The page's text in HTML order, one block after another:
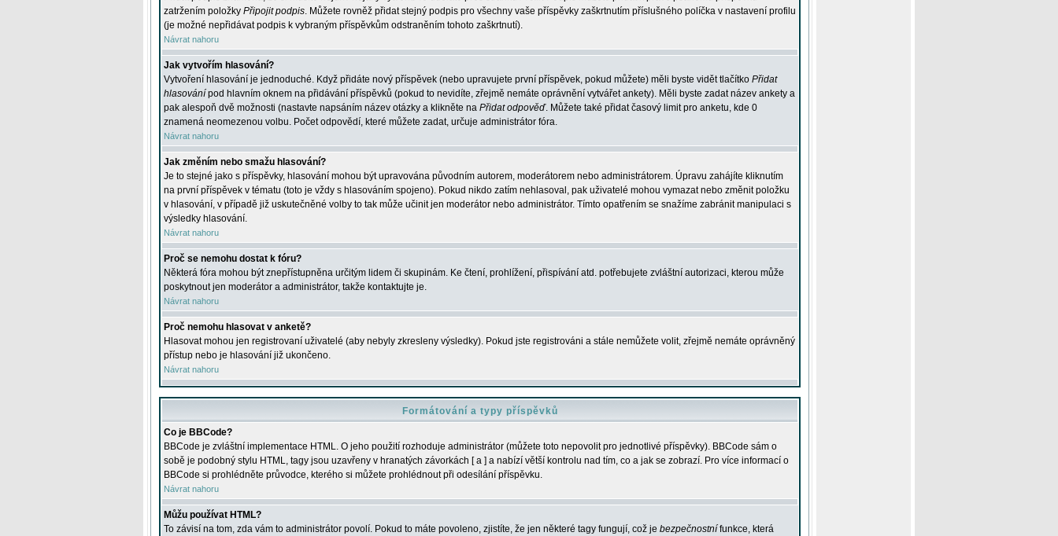
zatržením položky Připojit podpis. Můžete rovněž přidat stejný podpis pro všechny vaše příspěvky zaškrtnutím příslušného políčka v nastavení profilu
(je možné nepřidávat podpis k vybraným příspěvkům odstraněním tohoto zaškrtnutí).
Návrat nahoru
Jak vytvořím hlasování?
Vytvoření hlasování je jednoduché. Když přidáte nový příspěvek (nebo upravujete první příspěvek, pokud můžete) měli byste vidět tlačítko Přidat
hlasování pod hlavním oknem na přidávání příspěvků (pokud to nevidíte, zřejmě nemáte oprávnění vytvářet ankety). Měli byste zadat název ankety a
pak alespoň dvě možnosti (nastavte napsáním název otázky a klikněte na Přidat odpověď. Můžete také přidat časový limit pro anketu, kde 0
znamená neomezenou volbu. Počet odpovědí, které můžete zadat, určuje administrátor fóra.
Návrat nahoru
Jak změním nebo smažu hlasování?
Je to stejné jako s příspěvky, hlasování mohou být upravována původním autorem, moderátorem nebo administrátorem. Úpravu zahájíte kliknutím
na první příspěvek v tématu (toto je vždy s hlasováním spojeno). Pokud nikdo zatím nehlasoval, pak uživatelé mohou vymazat nebo změnit položku
v hlasování, v případě již uskutečněné volby to tak může učinit jen moderátor nebo administrátor. Tímto opatřením se snažíme zabránit manipulaci s
výsledky hlasování.
Návrat nahoru
Proč se nemohu dostat k fóru?
Některá fóra mohou být znepřístupněna určitým lidem či skupinám. Ke čtení, prohlížení, přispívání atd. potřebujete zvláštní autorizaci, kterou může
poskytnout jen moderátor a administrátor, takže kontaktujte je.
Návrat nahoru
Proč nemohu hlasovat v anketě?
Hlasovat mohou jen registrovaní uživatelé (aby nebyly zkresleny výsledky). Pokud jste registrováni a stále nemůžete volit, zřejmě nemáte oprávněný
přístup nebo je hlasování již ukončeno.
Návrat nahoru
Formátování a typy příspěvků
Co je BBCode?
BBCode je zvláštní implementace HTML. O jeho použití rozhoduje administrátor (můžete toto nepovolit pro jednotlivé příspěvky). BBCode sám o
sobě je podobný stylu HTML, tagy jsou uzavřeny v hranatých závorkách [ a ] a nabízí větší kontrolu nad tím, co a jak se zobrazí. Pro více informací o
BBCode si prohlédněte průvodce, kterého si můžete prohlédnout při odesílání příspěvku.
Návrat nahoru
Můžu používat HTML?
To závisí na tom, zda vám to administrátor povolí. Pokud to máte povoleno, zjistíte, že jen některé tagy fungují, což je bezpečnostní funkce, která